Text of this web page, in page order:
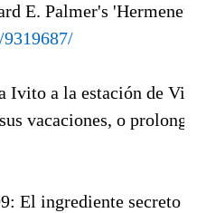
E. Palmer's
Ivito a la estación de
vacaciones, o
El ingrediente secreto